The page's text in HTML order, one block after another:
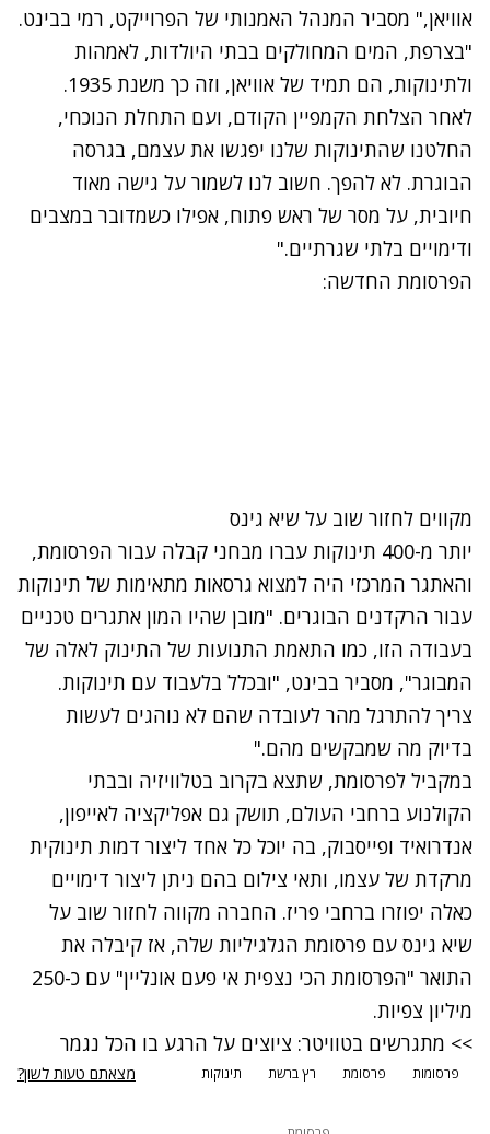
אוויאן," מסביר המנהל האמנותי של הפרוייקט, רמי בבינט.
"בצרפת, המים המחולקים בבתי היולדות, לאמהות
ולתינוקות, הם תמיד של אוויאן, וזה כך משנת 1935.
לאחר הצלחת הקמפיין הקודם, ועם התחלת הנוכחי,
החלטנו שהתינוקות שלנו יפגשו את עצמם, בגרסה
הבוגרת. לא להפך. חשוב לנו לשמור על גישה מאוד
חיובית, על מסר של ראש פתוח, אפילו כשמדובר במצבים
ודימויים בלתי שגרתיים."
הפרסומת החדשה:
מקווים לחזור שוב על שיא גינס
יותר מ-400 תינוקות עברו מבחני קבלה עבור הפרסומת,
והאתגר המרכזי היה למצוא גרסאות מתאימות של תינוקות
עבור הרקדנים הבוגרים. "מובן שהיו המון אתגרים טכניים
בעבודה הזו, כמו התאמת התנועות של התינוק לאלה של
המבוגר", מסביר בבינט, "ובכלל בלעבוד עם תינוקות.
צריך להתרגל מהר לעובדה שהם לא נוהגים לעשות
בדיוק מה שמבקשים מהם."
במקביל לפרסומת, שתצא בקרוב בטלוויזיה ובבתי
הקולנוע ברחבי העולם, תושק גם אפליקציה לאייפון,
אנדרואיד ופייסבוק, בה יוכל כל אחד ליצור דמות תינוקית
מרקדת של עצמו, ותאי צילום בהם ניתן ליצור דימויים
כאלה יפוזרו ברחבי פריז. החברה מקווה לחזור שוב על
שיא גינס עם פרסומת הגלגיליות שלה, אז קיבלה את
התואר "הפרסומת הכי נצפית אי פעם אונליין" עם כ-250
מיליון צפיות.
>> מתגרשים בטוויטר: ציוצים על הרגע בו הכל נגמר
פרסומות פרסומת רץ ברשת תינוקות מצאתם טעות לשון?